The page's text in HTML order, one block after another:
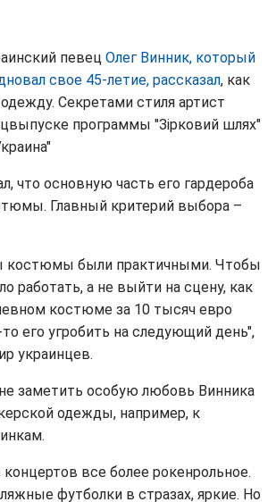
певец Олег Винник, который
свое 45-летие, рассказал, как
Секретами стиля артист
программы "Зірковий шлях"
что основную часть его гардероба
Главный критерий выбора –
костюмы были практичными. Чтобы
работать, а не выйти на сцену, как
костюме за 10 тысяч евро
его угробить на следующий день",
украинцев.
заметить особую любовь Винника
одежды, например, к
все более рокенрольное.
футболки в стразах, яркие. Но